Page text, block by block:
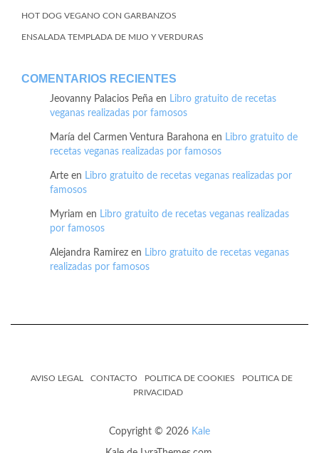
HOT DOG VEGANO CON GARBANZOS
ENSALADA TEMPLADA DE MIJO Y VERDURAS
COMENTARIOS RECIENTES
Jeovanny Palacios Peña en Libro gratuito de recetas
veganas realizadas por famosos
María del Carmen Ventura Barahona en Libro gratuito de
recetas veganas realizadas por famosos
Arte en Libro gratuito de recetas veganas realizadas por
famosos
Myriam en Libro gratuito de recetas veganas realizadas
por famosos
Alejandra Ramirez en Libro gratuito de recetas veganas
realizadas por famosos
AVISO LEGAL CONTACTO POLITICA DE COOKIES
POLITICA DE
PRIVACIDAD
Copyright © 2026 Kale